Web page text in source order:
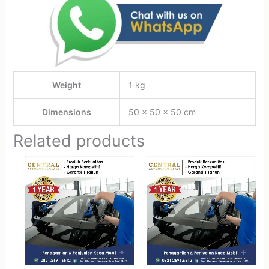
Weight 1 kg
Dimensions 50 × 50 × 50 cm
Related products